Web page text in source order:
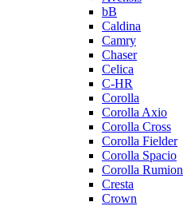
bB
Caldina
Camry
Chaser
Celica
C-HR
Corolla
Corolla Axio
Corolla Cross
Corolla Fielder
Corolla Spacio
Corolla Rumion
Cresta
Crown